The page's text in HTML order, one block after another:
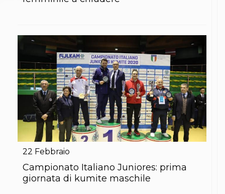
Difesa Personale MGA
La disciplina
News
Merchandising
Mappa del sito
Cerca
Contatti
News
Cookies Accept
Newsletter
Catalogo formativo
Corsi di Specializzazione
Corsi FIJLKAM-FISDIR
22 Febbraio
Campionato Italiano Juniores: prima
giornata di kumite maschile